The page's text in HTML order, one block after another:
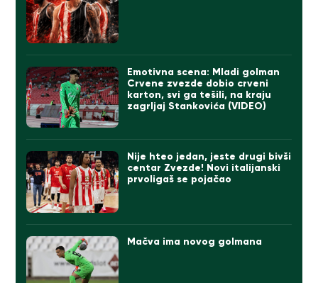
Emotivna scena: Mladi golman
Crvene zvezde dobio crveni
karton, svi ga tešili, na kraju
zagrljaj Stankovića (VIDEO)
Nije hteo jedan, jeste drugi bivši
centar Zvezde! Novi italijanski
prvoligaš se pojačao
Mačva ima novog golmana